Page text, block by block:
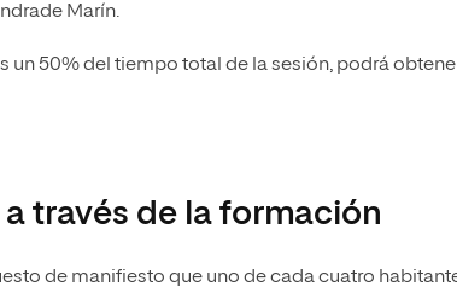
Marín.
50% del tiempo total de la sesión, podrá
través de la formación
de manifiesto que uno de cada cuatro